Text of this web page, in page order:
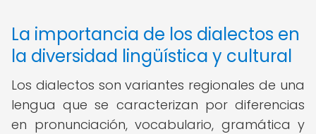
La importancia de los dialectos en
la diversidad lingüística y cultural
Los dialectos son variantes regionales de una
lengua que se caracterizan por diferencias
en pronunciación, vocabulario, gramática y